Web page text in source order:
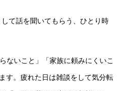
して話を聞いてもらう、ひとり時
ないこと」「家族に頼みにくいこ
す。疲れた日は雑談をして気分転